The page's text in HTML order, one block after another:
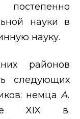
науки в
науку.
районов
следующих
немцаА.
XIX в.